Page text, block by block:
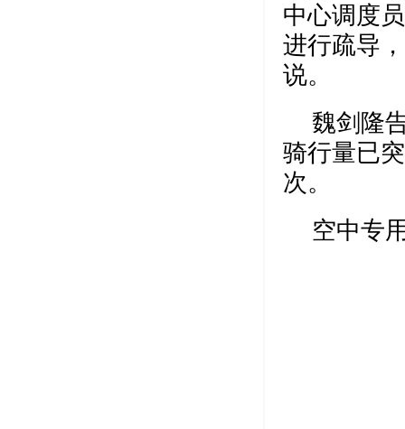
中心调度
进行疏导
说。
魏剑隆
骑行量已
次。
空中专